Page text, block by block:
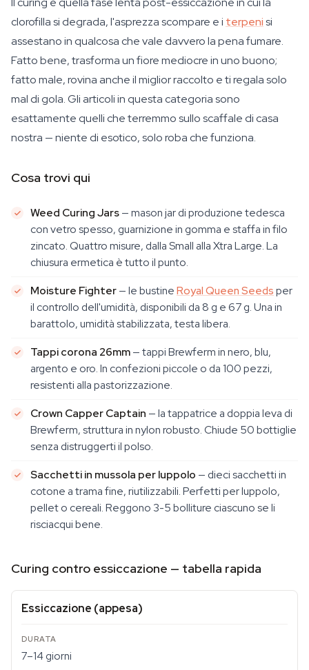
clorofilla si degrada, l'asprezza scompare e i terpenisi
assestano in qualcosa che vale davvero la pena fumare.
Fatto bene, trasforma un fiore mediocre in uno buono;
fatto male, rovina anche il miglior raccolto e ti regala solo
mal di gola. Gli articoli in questa categoria sono
esattamente quelli che terremmo sullo scaffale di casa
nostra — niente di esotico, solo roba che funziona.
Cosa trovi qui
Weed Curing Jars— mason jar di produzione tedesca
con vetro spesso, guarnizione in gomma e staffa in filo
zincato. Quattro misure, dalla Small alla Xtra Large. La
chiusura ermetica è tutto il punto.
Moisture Fighter— le bustineRoyal Queen Seedsper
il controllo dell'umidità, disponibili da 8 g e 67 g. Una in
barattolo, umidità stabilizzata, testa libera.
Tappi corona 26mm— tappi Brewferm in nero, blu,
argento e oro. In confezioni piccole o da 100 pezzi,
resistenti alla pastorizzazione.
Crown Capper Captain — la tappatrice a doppia leva di
Brewferm, struttura in nylon robusto. Chiude 50 bottiglie
senza distruggerti il polso.
Sacchetti in mussola per luppolo — dieci sacchetti in
cotone a trama fine, riutilizzabili. Perfetti per luppolo,
pellet o cereali. Reggono 3-5 bolliture ciascuno se li
risciacqui bene.
Curing contro essiccazione — tabella rapida
Essiccazione (appesa)
7–14 giorni